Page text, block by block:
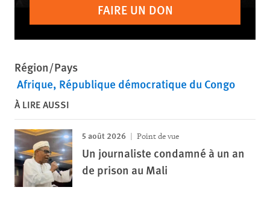
FAIRE UN DON
Région/Pays
Afrique République démocratique du Congo
À LIRE AUSSI
5 août 2026 Point de vue
Un journaliste condamné à un an
de prison au Mali